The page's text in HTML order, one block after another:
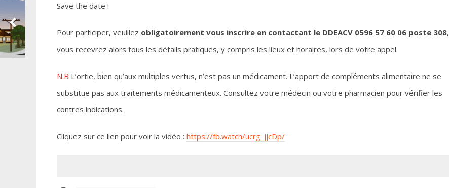
Save the date !
Pour participer, veuillez obligatoirement vous inscrire en contactant le DDEACV 0596 57 60 06 poste 308,
vous recevrez alors tous les détails pratiques, y compris les lieux et horaires, lors de votre appel.
N.B L’ortie, bien qu’aux multiples vertus, n’est pas un médicament. L’apport de compléments alimentaire ne se
substitue pas aux traitements médicamenteux. Consultez votre médecin ou votre pharmacien pour vérifier les
contres indications.
Cliquez sur ce lien pour voir la vidéo : https://fb.watch/ucrg_jjcDp/